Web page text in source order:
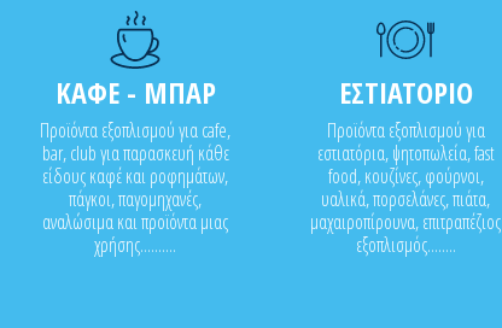
ΚΑΦΕ - ΜΠΑΡ
Προϊόντα εξοπλισμού για cafe,
bar, club για παρασκευή κάθε
είδους καφέ και ροφημάτων,
πάγκοι, παγομηχανές,
αναλώσιμα και προϊόντα μιας
χρήσης..........
ΕΣΤΙΑΤΟΡΙΟ
Προϊόντα εξοπλισμού για
εστιατόρια, ψητοπωλεία, fast
food, κουζίνες, φούρνοι,
υαλικά, πορσελάνες, πιάτα,
μαχαιροπίρουνα, επιτραπέζιος
εξοπλισμός........